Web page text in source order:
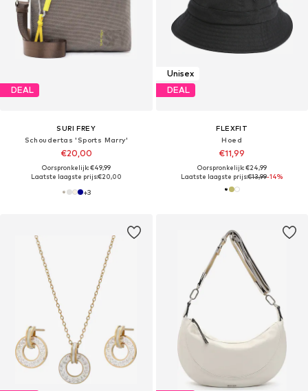
DEAL
SURI FREY
Schoudertas 'Sports Marry'
€20,00
Oorspronkelijk: €49,99
Laatste laagste prijs:€20,00
+3
Unisex
DEAL
FLEXFIT
Hoed
€11,99
Oorspronkelijk: €24,99
Laatste laagste prijs:€13,99-14%